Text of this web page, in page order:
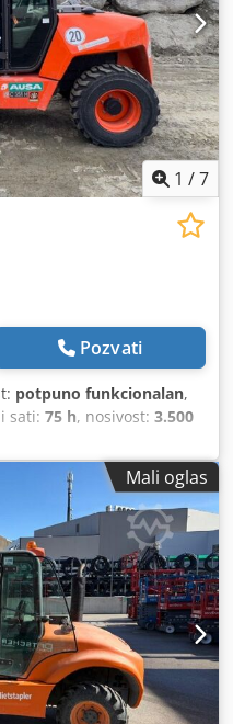
1 /7
Pozvati
potpuno funkcionalan,
sati: 75 h, nosivost: 3.500
podizanje:
triplex, građevinska
(42,15 KS)
, dužina viljuške:
, ukupna dužina:
širina:2.050 mm,
Agujha Тип јарбола:
као ново Техничко
тип: пнеуматске Предње
гума: 80 - 100%
гуме величина: 12-16.5
батерије: стартна
НОСАЧ ВИЛА 1600
1800 мм Трећи
Mali oglas